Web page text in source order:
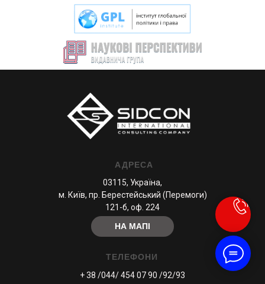
ТЕЛЕФОНИ
03115, Україна,
м. Київ, пр. Берестейський (Перемоги)
121-б, оф. 224
АДРЕСА
НА МАПІ
+ 38 /044/ 454 07 90 /92/93